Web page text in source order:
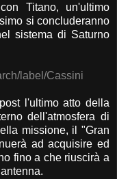
Titano, un'ultimo
si concluderanno
sistema di Saturno
label/Cassini
l'ultimo atto della
dell'atmosfera di
missione, il "Gran
ad acquisire ed
fino a che riuscirà a